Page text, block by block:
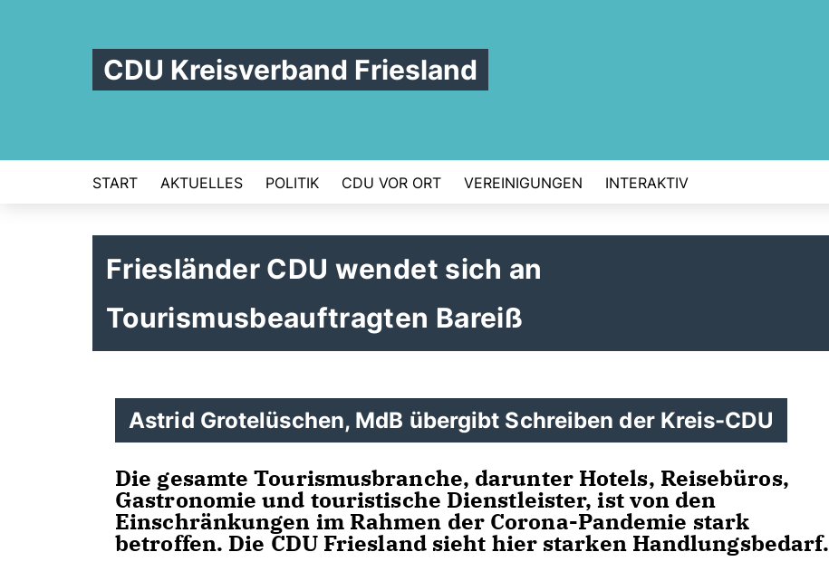
CDU Kreisverband Friesland
START AKTUELLES POLITIK CDU VOR ORT VEREINIGUNGEN INTERAKTIV
Friesländer CDU wendet sich an
Tourismusbeauftragten Bareiß
Astrid Grotelüschen, MdB übergibt Schreiben der Kreis-CDU
Die gesamte Tourismusbranche, darunter Hotels, Reisebüros,
Gastronomie und touristische Dienstleister, ist von den
Einschränkungen im Rahmen der Corona-Pandemie stark
betroffen. Die CDU Friesland sieht hier starken Handlungsbedarf.